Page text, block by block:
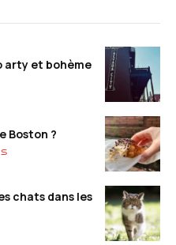
arty et bohème
Boston ?
chats dans les